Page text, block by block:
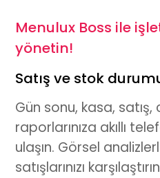
Menulux Boss ile
yönetin!
Satış ve stok
Gün sonu, kasa,
raporlarınıza akıllı
ulaşın. Görsel
satışlarınızı